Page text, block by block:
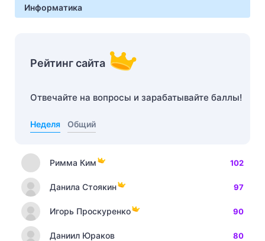
Информатика
Рейтинг сайта
Отвечайте на вопросы и зарабатывайте баллы!
Неделя Общий
Римма Ким 102
Данила Стоякин 97
Игорь Проскуренко 90
Даниил Юраков 80